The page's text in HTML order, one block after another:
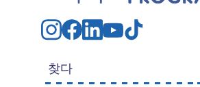
검색: